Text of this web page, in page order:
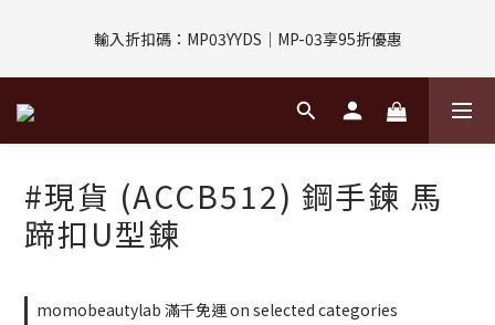
金
輸入折扣碼：MP03YYDS｜MP-03享95折優惠
指定付款方式｜即享2%回饋(信用卡、APPLE PAY、LINE PAY)
評價回饋｜訂單完成後7天內填寫5字以上評價，即可獲得$30購物
金
#現貨 (ACCB512) 鋼手鍊 馬
蹄扣U型鍊
momobeautylab 滿千免運 on selected categories